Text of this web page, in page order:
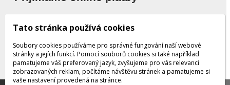
Děkujeme za důvěru
Tato stránka používá cookies
Soubory cookies používáme pro správné fungování naší webové
stránky a jejích funkcí. Pomocí souborů cookies si také například
pamatujeme váš preferovaný jazyk, zvyšujeme pro vás relevanci
zobrazovaných reklam, počítáme návštěvu stránek a pamatujeme si
vaše nastavení provedená na stránce.